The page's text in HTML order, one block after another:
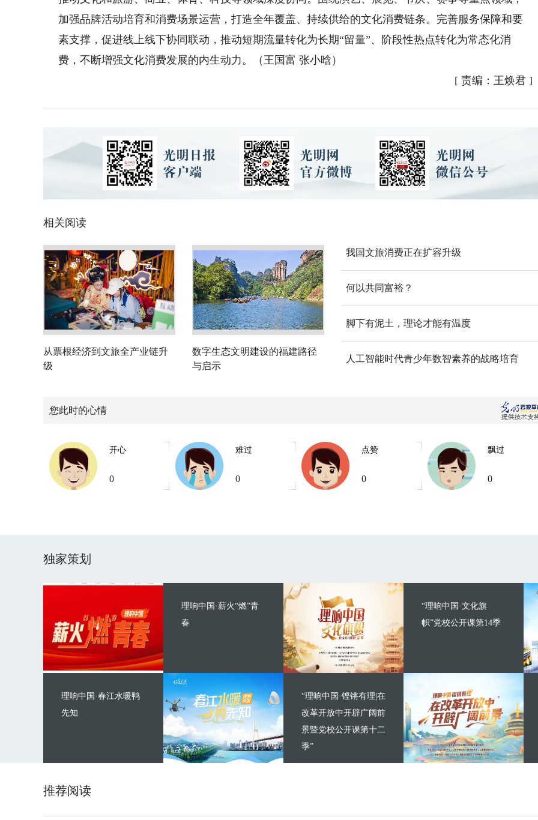
加强品牌活动培育和消费场景运营，打造全年覆盖、持续供给的文化消费链条。完善服务保障和要
素支撑，促进线上线下协同联动，推动短期流量转化为长期“留量”、阶段性热点转化为常态化消
费，不断增强文化消费发展的内生动力。（王国富 张小晗）
[ 责编：王焕君 ]
相关阅读
从票根经济到文旅全产业链升
级
数字生态文明建设的福建路径
与启示
我国文旅消费正在扩容升级
何以共同富裕？
脚下有泥土，理论才能有温度
人工智能时代青少年数智素养的战略培育
您此时的心情
开心
0
难过
0
点赞
0
飘过
0
独家策划
理响中国·薪火“燃”青
春
理响中国·春江水暖鸭
先知
“理响中国·文化旗
帜”党校公开课第14季
“理响中国·铿锵有理|在
改革开放中开辟广阔前
景暨党校公开课第十二
季”
推荐阅读